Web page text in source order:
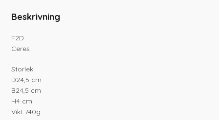
Beskrivning
F2D
Ceres
Storlek
D24,5 cm
B24,5 cm
H4 cm
Vikt 740g